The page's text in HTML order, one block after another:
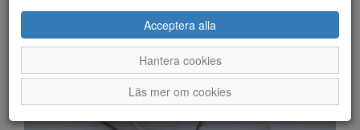
Acceptera alla
Hantera cookies
Läs mer om cookies